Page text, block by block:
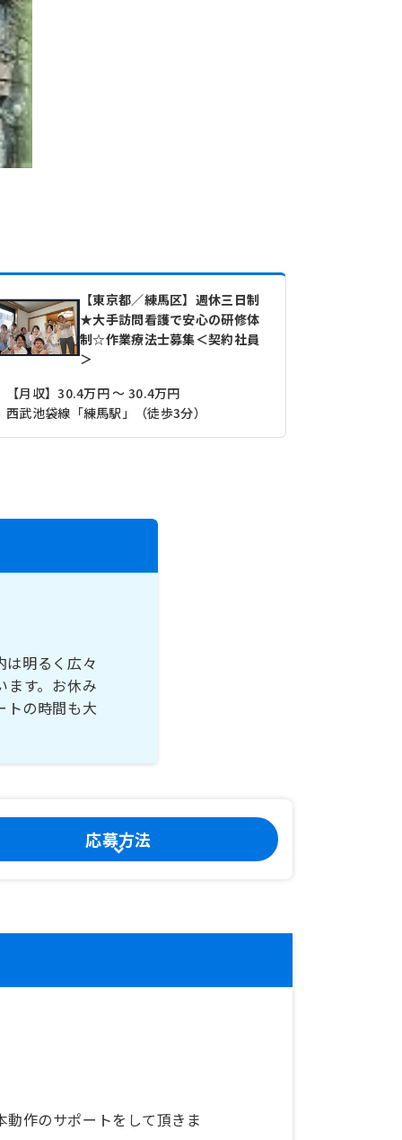
【東京都／練馬区】週休三日制
★大手訪問看護で安心の研修体
制☆作業療法士募集＜契約社員
＞
【月収】30.4万円 ～ 30.4万円
西武池袋線「練馬駅」（徒歩3分）
は明るく広々
ます。お休み
トの時間も大
応募方法
作のサポートをして頂きま